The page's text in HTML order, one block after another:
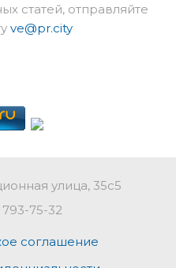
статей, отправляйте
ve@pr.city
улица, 35с5
75-32
соглашение